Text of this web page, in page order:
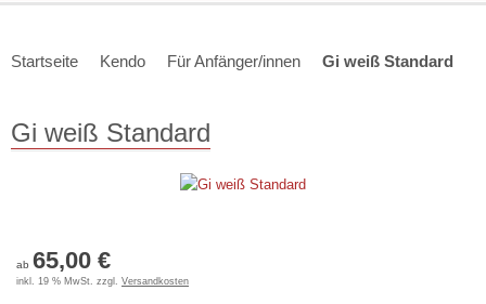
Startseite Kendo Für Anfänger/innen Gi weiß Standard
Gi weiß Standard
ab 65,00 €
inkl. 19 % MwSt. zzgl. Versandkosten